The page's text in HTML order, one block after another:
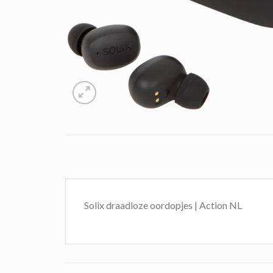
Solix draadloze oordopjes | Action NL